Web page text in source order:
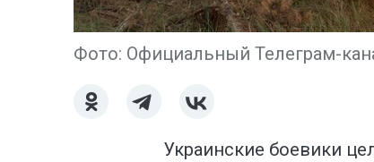
Фото: Официальный Телеграм-
Украинские боевики